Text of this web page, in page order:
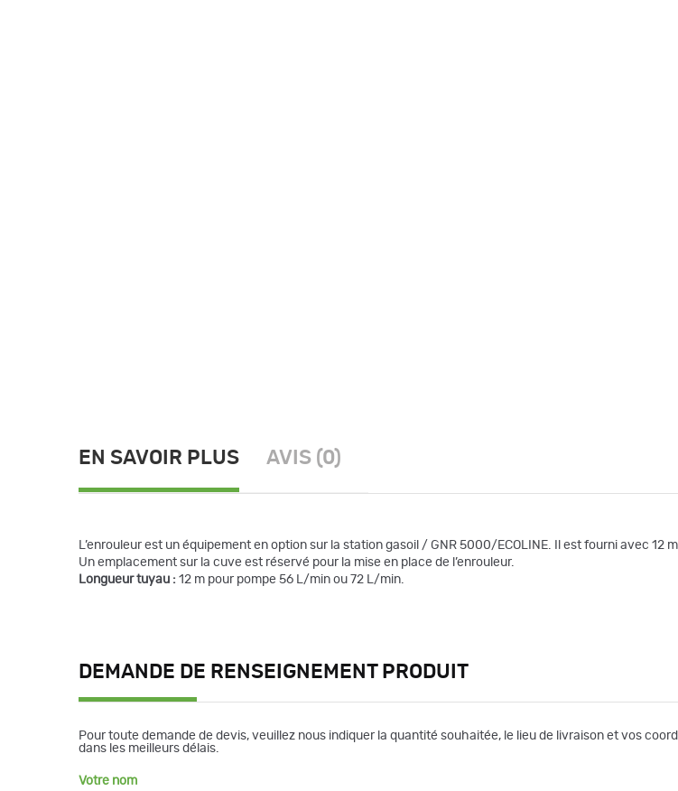
EN SAVOIR PLUS AVIS (0)
L’enrouleur est un équipement en option sur la station gasoil / GNR 5000/ECOLINE. Il est fourni avec 12
Un emplacement sur la cuve est réservé pour la mise en place de l’enrouleur.
Longueur tuyau : 12 m pour pompe 56 L/min ou 72 L/min.
DEMANDE DE RENSEIGNEMENT PRODUIT
Pour toute demande de devis, veuillez nous indiquer la quantité souhaitée, le lieu de livraison et vos
dans les meilleurs délais.
Votre nom